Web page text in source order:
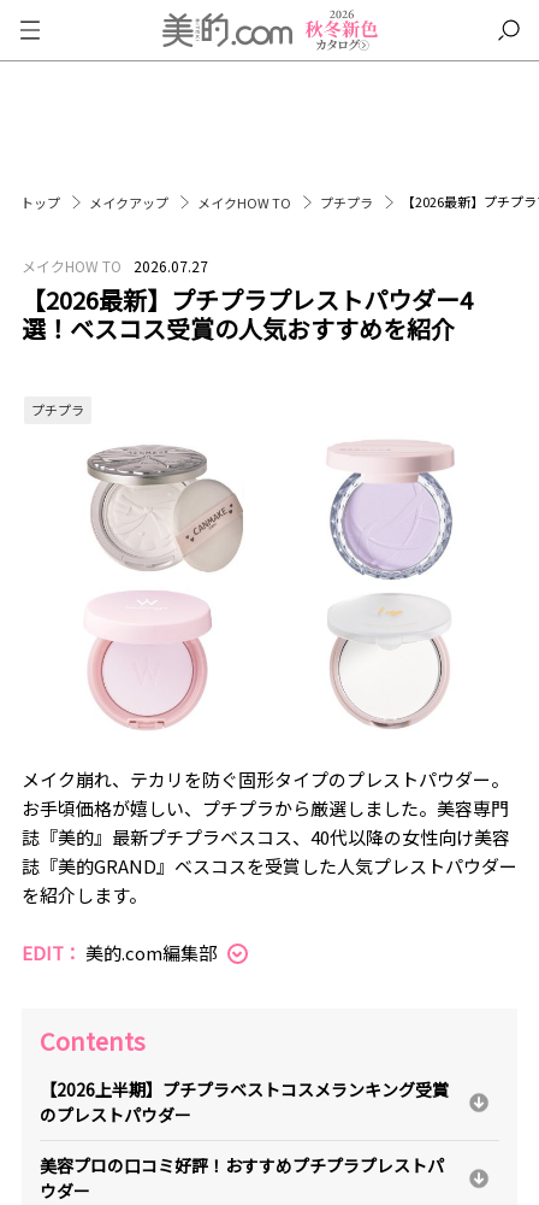
トップ メイクアップ メイクHOW TO プチプラ 【2026最新】プチプ
メイクHOW TO 2026.07.27
【2026最新】プチプラプレストパウダー4
選！ベスコス受賞の人気おすすめを紹介
プチプラ
メイク崩れ、テカリを防ぐ固形タイプのプレストパウダー。
お手頃価格が嬉しい、プチプラから厳選しました。美容専門
誌『美的』最新プチプラベスコス、40代以降の女性向け美容
誌『美的GRAND』ベスコスを受賞した人気プレストパウダー
を紹介します。
EDIT： 美的.com編集部
Contents
【2026上半期】プチプラベストコスメランキング受賞
のプレストパウダー
美容プロの口コミ好評！おすすめプチプラプレストパ
ウダー